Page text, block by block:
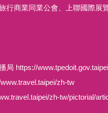
行商業同業公會、上聯國際展
局 https://
zh-tw
zh-tw/pictorial/